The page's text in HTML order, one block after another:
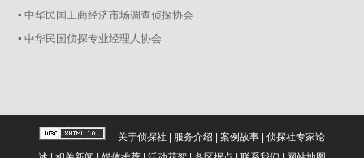
▪ 中华民国工商经济市场调查侦探协会
▪ 中华民国侦探专业经理人协会
关于侦探社 | 服务介绍 | 案例故事| 侦探社专家论